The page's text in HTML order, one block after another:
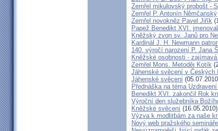
Zemřel mikulovský probošt -
Zemřel P. Antonín Němčanský
Zemřel novokněz Pavel Jiřík
Papež Benedikt XVI.
Kněžský zvon sv. Janů pro
Kardinál J. H. Newmann
140. výročí narození P. Jana
Kněžské osobnosti -
Zemřel Mons. Metoděj Kotík
Jáhenské svěcení v Českých
Jáhenské svěcení
Přednáška na téma
Benedikt XVI. zakončil Rok
Výroční den služebníka
Kněžské svěcení (16.05.2010)
Výzva k modlitbám za naše
Nový web pražského semináře